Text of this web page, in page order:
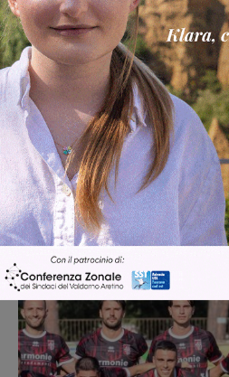
Il Montevarchi affronta
in amichevole l’Ancona
Calcio 8 Agosto 2026
Ultime Calcio